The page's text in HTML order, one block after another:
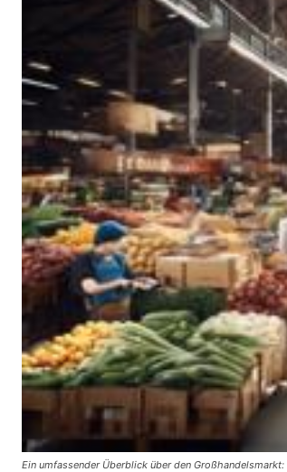
Ein umfassender Überblick über den